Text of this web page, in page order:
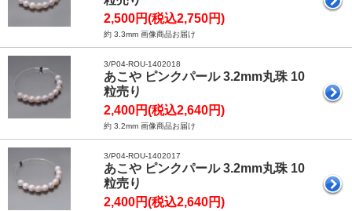
2,500円(税込2,750円)
約 3.3mm 画像商品お届け
3/P04-ROU-1402018
あこや ピンクパール 3.2mm丸珠 10
粒売り
2,400円(税込2,640円)
約 3.2mm 画像商品お届け
3/P04-ROU-1402017
あこや ピンクパール 3.2mm丸珠 10
粒売り
2,400円(税込2,640円)